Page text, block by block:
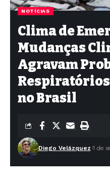
NOTÍCIAS
Clima de
Mudanças
Agravam
no Brasil
Diego Velázquez 1 de